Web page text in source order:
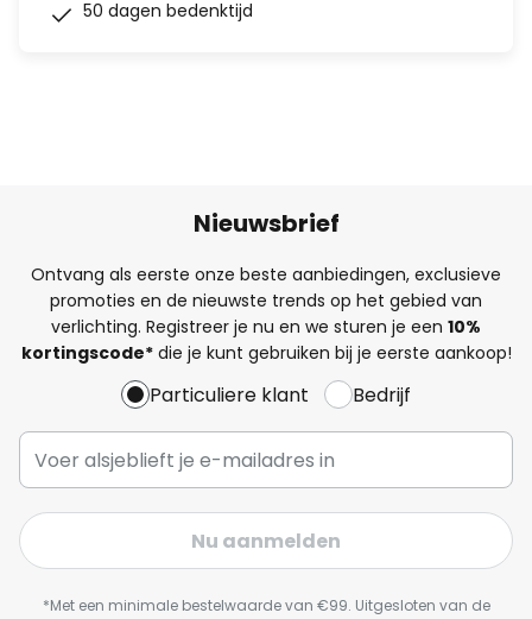
50 dagen bedenktijd
Nieuwsbrief
Ontvang als eerste onze beste aanbiedingen, exclusieve
promoties en de nieuwste trends op het gebied van
verlichting. Registreer je nu en we sturen je een 10%
kortingscode*die je kunt gebruiken bij je eerste aankoop!
Particuliere klant Bedrijf
Nu aanmelden
*Met een minimale bestelwaarde van €99. Uitgesloten van de